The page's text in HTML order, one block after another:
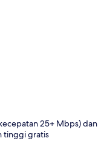
25+ Mbps) dan
tinggi gratis